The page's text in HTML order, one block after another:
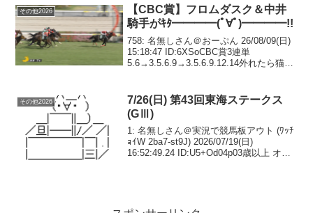
で一桁オッズ6...
その他2026
【CBC賞】フロムダスク＆中井
騎手がｷﾀ━━━━(ﾟ∀ﾟ)━━━━!!
758: 名無しさん＠おーぷん 26/08/09(日)
15:18:47 ID:6XSoCBC賞3連単
5.6→3.5.6.9→3.5.6.9.12.14外れたら猫の
その他2026
7/26(日) 第43回東海ステークス
(GⅢ)
1: 名無しさん＠実況で競馬板アウト (ﾜｯﾁ
ｮｲW 2ba7-st9J) 2026/07/19(日)
16:52:49.24 ID:U5+Od04p03歳以上 オー